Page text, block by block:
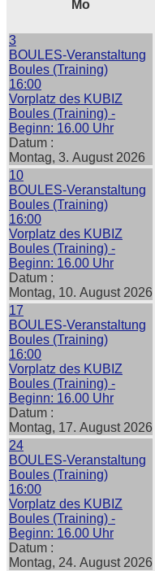
Mo
3
BOULES-Veranstaltung
Boules (Training)
16:00
Vorplatz des KUBIZ
Boules (Training) -
Beginn: 16.00 Uhr
Datum :
Montag, 3. August 2026
10
BOULES-Veranstaltung
Boules (Training)
16:00
Vorplatz des KUBIZ
Boules (Training) -
Beginn: 16.00 Uhr
Datum :
Montag, 10. August 2026
17
BOULES-Veranstaltung
Boules (Training)
16:00
Vorplatz des KUBIZ
Boules (Training) -
Beginn: 16.00 Uhr
Datum :
Montag, 17. August 2026
24
BOULES-Veranstaltung
Boules (Training)
16:00
Vorplatz des KUBIZ
Boules (Training) -
Beginn: 16.00 Uhr
Datum :
Montag, 24. August 2026